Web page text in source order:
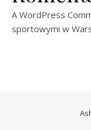
A WordPress
sportowymi w